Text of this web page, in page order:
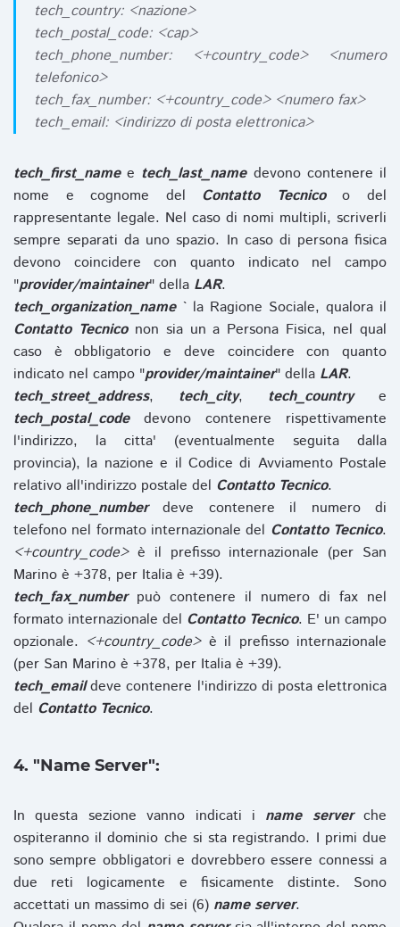
tech_country: <nazione>
tech_postal_code: <cap>
tech_phone_number: <+country_code> <numero
telefonico>
tech_fax_number: <+country_code> <numero fax>
tech_email: <indirizzo di posta elettronica>
tech_first_namee tech_last_namedevono contenere il
nome e cognome del Contatto Tecnicoo del
rappresentante legale. Nel caso di nomi multipli, scriverli
sempre separati da uno spazio. In caso di persona fisica
devono coincidere con quanto indicato nel campo
"provider/maintainer" della LAR.
tech_organization_name` la Ragione Sociale, qualora il
Contatto Tecniconon sia un a Persona Fisica, nel qual
caso è obbligatorio e deve coincidere con quanto
indicato nel campo "provider/maintainer" della LAR.
tech_street_address, tech_city, tech_countrye
tech_postal_codedevono contenere rispettivamente
l'indirizzo, la citta' (eventualmente seguita dalla
provincia), la nazione e il Codice di Avviamento Postale
relativo all'indirizzo postale del Contatto Tecnico.
tech_phone_numberdeve contenere il numero di
telefono nel formato internazionale del Contatto Tecnico.
<+country_code>è il prefisso internazionale (per San
Marino è +378, per Italia è +39).
tech_fax_numberpuò contenere il numero di fax nel
formato internazionale del Contatto Tecnico. E' un campo
opzionale. <+country_code>è il prefisso internazionale
(per San Marino è +378, per Italia è +39).
tech_emaildeve contenere l'indirizzo di posta elettronica
del Contatto Tecnico.
4. "Name Server":
In questa sezione vanno indicati i name serverche
ospiteranno il dominio che si sta registrando. I primi due
sono sempre obbligatori e dovrebbero essere connessi a
due reti logicamente e fisicamente distinte. Sono
accettati un massimo di sei (6) name server.